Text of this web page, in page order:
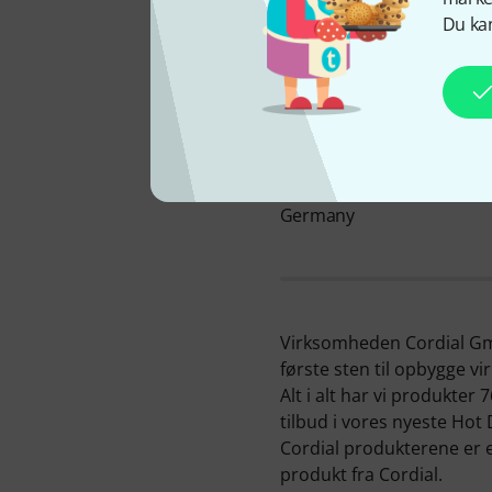
Du
FIRMAET LIGGER I
Germany
Virksomheden Cordial
første sten til opbygge
Alt i alt har vi produkter
tilbud i vores nyeste Hot
Cordial produkterene er
produkt fra Cordial.